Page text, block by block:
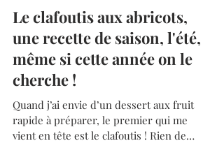
10 juil. 2021
2 min de lecture
Le clafoutis aux abricots,
une recette de saison, l'été,
même si cette année on le
cherche !
Quand j’ai envie d’un dessert aux fruit